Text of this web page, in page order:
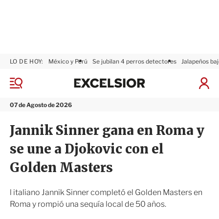
M
n
07 de Agosto de 2026
LO DE HOY: México y Perú Se jubilan 4 perros detectores Jalapeños
I
x
i
r
Jannik Sinner gana en Roma y
se une a Djokovic con el
Golden Masters
l italiano Jannik Sinner completó el Golden Masters en
Roma y rompió una sequía local de 50 años.